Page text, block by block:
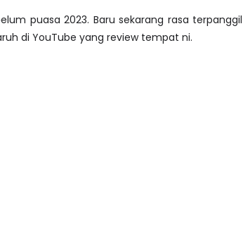
puasa 2023. Baru sekarang rasa terpanggil
di YouTube yang review tempat ni.